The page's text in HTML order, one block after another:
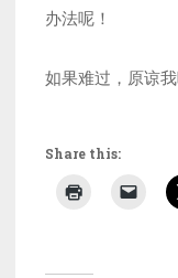
办法呢！
如果难过，原谅我
Share this: